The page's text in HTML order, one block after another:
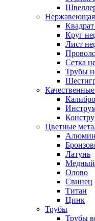
Нержавеющая
Круг
Лист
Сетка
Трубы
Цветные
Латунь
Медный
Олово
Свинец
Титан
Цинк
Трубы
Трубы